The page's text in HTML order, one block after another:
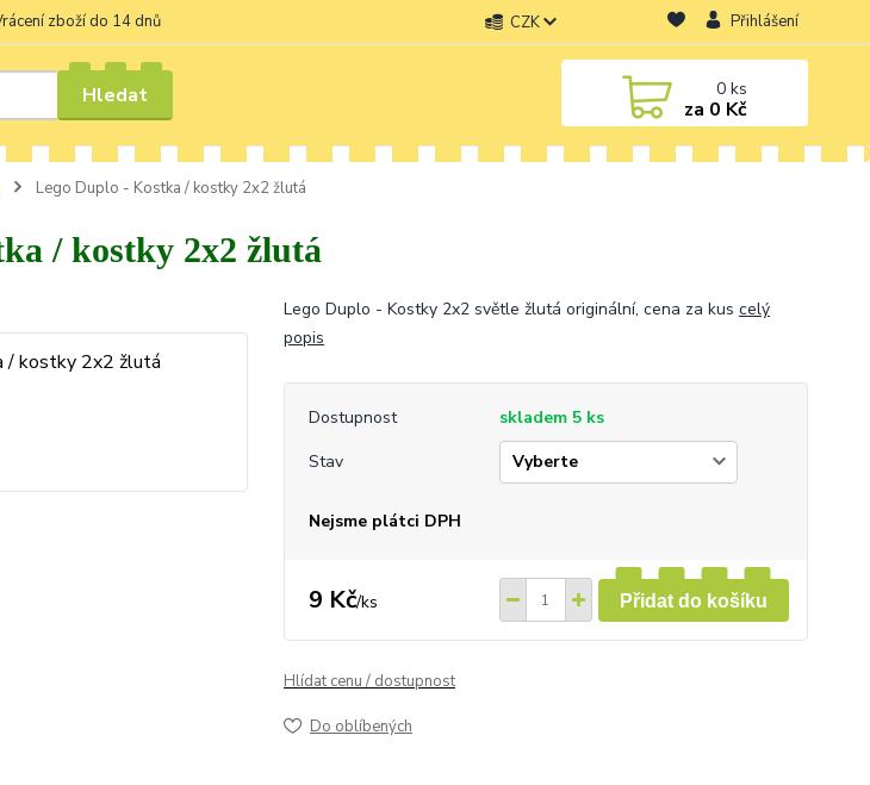
zboží do 14 dnů CZK Přihlášení
Hledat 0ks
za 0 Kč
Lego Duplo - Kostka / kostky 2x2 žlutá
/ kostky 2x2 žlutá
Lego Duplo - Kostky 2x2 světle žlutá originální, cena za kus celý
popis
Dostupnost
skladem 5 ks
Stav
Nejsme plátci DPH
9 Kč/ks Přidat do košíku
Hlídat cenu / dostupnost
Do oblíbených